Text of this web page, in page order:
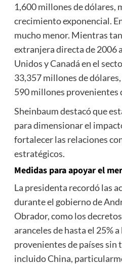
1,600 millones de dólares,
crecimiento exponencial.
mucho menor. Mientras
extranjera directa de 2006
Unidos y Canadá en el
33,357 millones de
590 millones provenientes
Sheinbaum destacó que
para dimensionar el
fortalecer las relaciones
estratégicos.
Medidas para apoyar el
La presidenta recordó las
durante el gobierno de
Obrador, como los
aranceles de hasta el 25%
provenientes de países sin
incluido China,